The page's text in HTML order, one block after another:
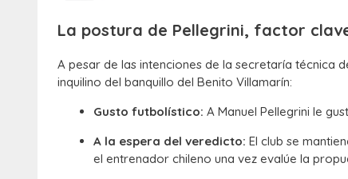
La postura de Pellegrini, factor
A pesar de las intenciones de la secretaría técnica
inquilino del banquillo del Benito Villamarín:
Gusto futbolístico: A Manuel Pellegrini le
A la espera del veredicto: El club se
el entrenador chileno una vez evalúe la